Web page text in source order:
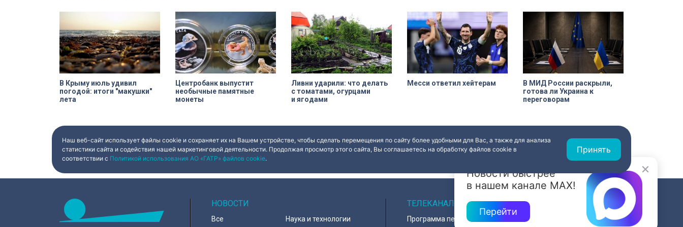
лично протестировать технику и
почувствовать скорость.
XIX века, прошедшее через
несколько перестроек, сегодня
переживает второе рождение.
Жемчужина, объекта культурного
наследия — исторические часы.
Их элементы утрачены на 90%.
В Крыму июль удивил
погодой: итоги "макушки"
лета
Центробанк выпустит
необычные памятные
монеты
Ливни ударили: что делать
с томатами, огурцами
и ягодами
Месси ответил хейтерам
В МИД России раскрыли,
готова ли Украина к
переговорам
Новости быстрее
в нашем канале MAX!
Перейти
Наш веб-сайт использует файлы cookie и сохраняет их на Вашем устройстве, чтобы сделать перемещения по сайту более удобными для Вас, а также для анализа
статистики сайта и содействия нашей маркетинговой деятельности. Продолжая просмотр этого сайта, Вы соглашаетесь на обработку файлов cookie в
соответствии с Политикой использования АО «ГАТР» файлов cookie.
Принять
НОВОСТИ
Все Наука и технологии
ТЕЛЕКАНАЛ
Программа передач